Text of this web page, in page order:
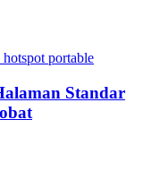
Standar